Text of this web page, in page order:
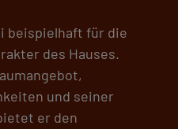
beispielhaft für die
des Hauses.
und seiner
er den